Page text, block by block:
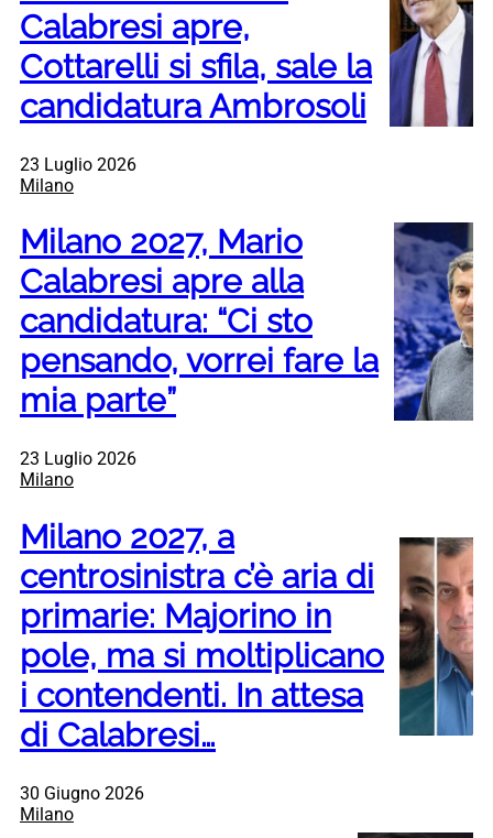
Calabresi apre,
Cottarelli si sfila, sale la
candidatura Ambrosoli
23 Luglio 2026
Milano
Milano 2027, Mario
Calabresi apre alla
candidatura: “Ci sto
pensando, vorrei fare la
mia parte”
23 Luglio 2026
Milano
Milano 2027, a
centrosinistra c’è aria di
primarie: Majorino in
pole, ma si moltiplicano
i contendenti. In attesa
di Calabresi…
30 Giugno 2026
Milano